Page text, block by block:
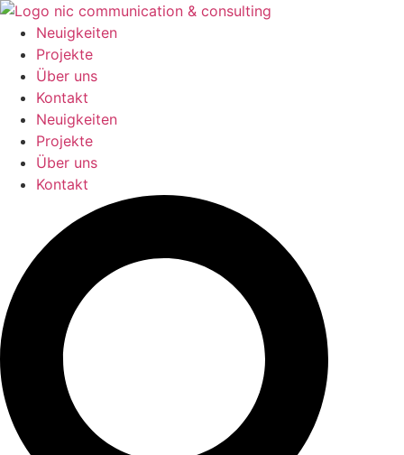
Zum
Inhalt
springen
Neuigkeiten
Projekte
Über uns
Kontakt
Neuigkeiten
Projekte
Über uns
Kontakt